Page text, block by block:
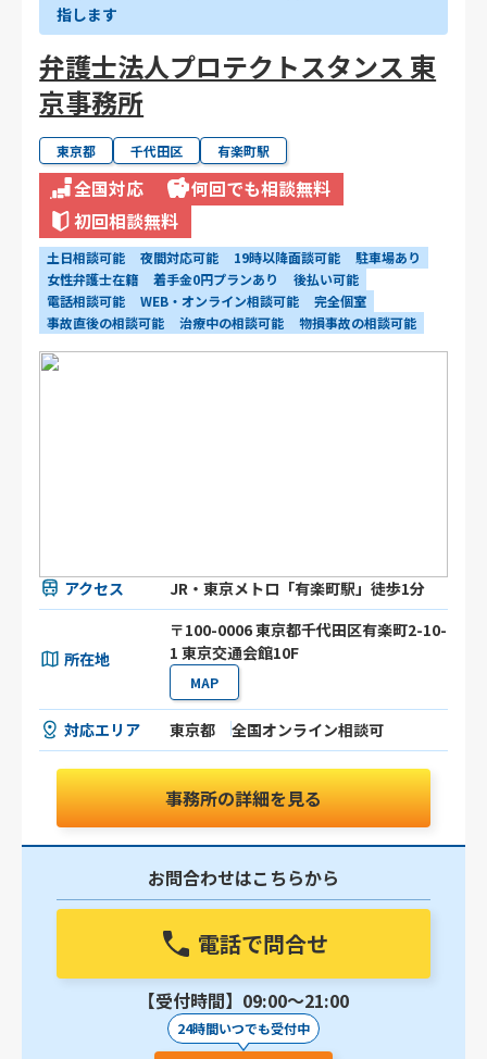
指します
弁護士法人プロテクトスタンス 東
京事務所
東京都 千代田区 有楽町駅
全国対応
何回でも相談無料
初回相談無料
土日相談可能 夜間対応可能 19時以降面談可能
駐車場あり
女性弁護士在籍
着手金0円プランあり
後払い可能
電話相談可能
WEB・オンライン相談可能
完全個室
事故直後の相談可能
治療中の相談可能 物損事故の相談可能
アクセス JR・東京メトロ「有楽町駅」徒歩1分
所在地
〒100-0006 東京都千代田区有楽町2-10-
1 東京交通会館10F
MAP
対応エリア 東京都 全国オンライン相談可
事務所の詳細を見る
お問合わせはこちらから
電話で問合せ
【受付時間】09:00〜21:00
24時間いつでも受付中